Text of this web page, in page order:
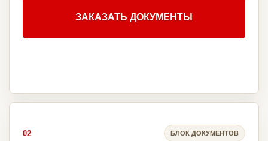
ЗАКАЗАТЬ ДОКУМЕНТЫ
02 БЛОК ДОКУМЕНТОВ